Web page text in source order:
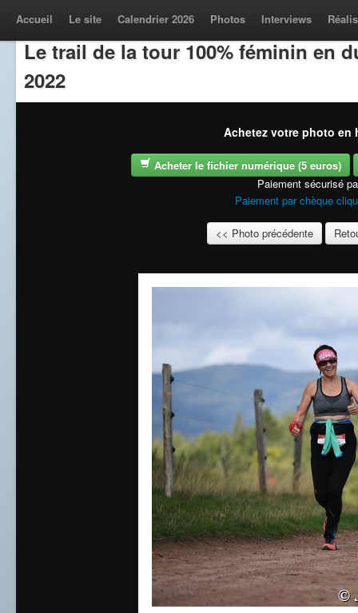
Accueil Le site Calendrier 2026 Photos Interviews
Le trail de la tour 100% féminin en
2022
Achetez votre photo en
Acheter le fichier numérique (5 euros)
Paiement sécurisé
Paiement par chèque
<< Photo précédente